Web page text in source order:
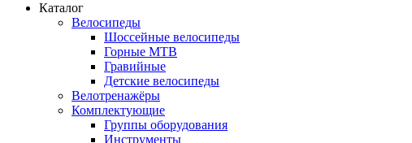
Каталог
Велосипеды
Шоссейные велосипеды
Горные МTB
Гравийные
Детские велосипеды
Велотренажёры
Комплектующие
Группы оборудования
Инструменты